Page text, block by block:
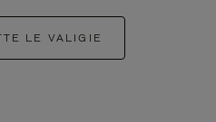
LE VALIGIE